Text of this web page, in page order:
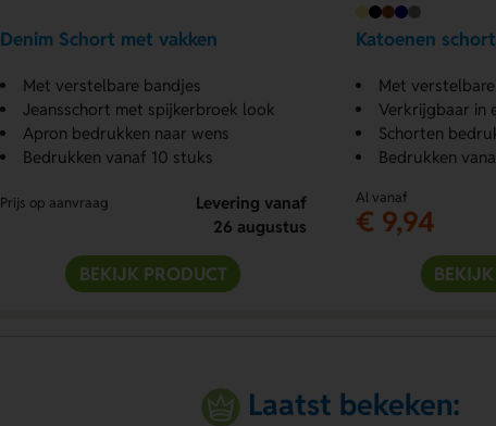
Denim Schort met vakken
Met verstelbare bandjes
Jeansschort met spijkerbroek look
Apron bedrukken naar wens
Bedrukken vanaf 10 stuks
Prijs op aanvraag
Levering vanaf
26 augustus
BEKIJK PRODUCT
Katoenen
Met
Verkrijgbaar in
Schorten
Bedrukken
Al vanaf
€ 9,94
Laatst bekeken: